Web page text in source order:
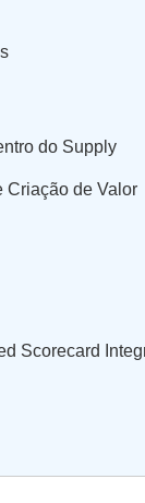
do Supply
Criação de Valor
Scorecard